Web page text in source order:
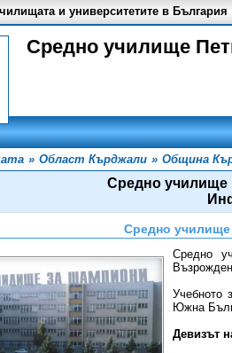
Средно училище
и университетите в България
» Област Кърджали » Община
Средно училище
Средно училище
Средно
Учебното
Южна
Девизът